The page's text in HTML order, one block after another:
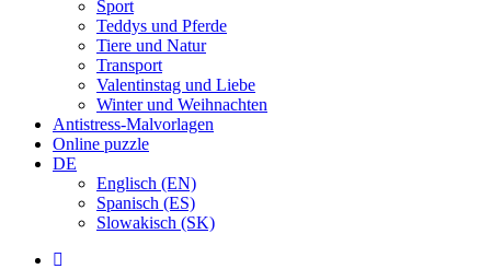
Sport
Teddys und Pferde
Tiere und Natur
Transport
Valentinstag und Liebe
Winter und Weihnachten
Antistress-Malvorlagen
Online puzzle
DE
Englisch (EN)
Spanisch (ES)
Slowakisch (SK)